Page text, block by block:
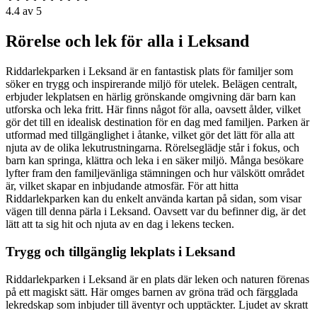
4.4 av 5
Rörelse och lek för alla i Leksand
Riddarlekparken i Leksand är en fantastisk plats för familjer som
söker en trygg och inspirerande miljö för utelek. Belägen centralt,
erbjuder lekplatsen en härlig grönskande omgivning där barn kan
utforska och leka fritt. Här finns något för alla, oavsett ålder, vilket
gör det till en idealisk destination för en dag med familjen. Parken är
utformad med tillgänglighet i åtanke, vilket gör det lätt för alla att
njuta av de olika lekutrustningarna. Rörelseglädje står i fokus, och
barn kan springa, klättra och leka i en säker miljö. Många besökare
lyfter fram den familjevänliga stämningen och hur välskött området
är, vilket skapar en inbjudande atmosfär. För att hitta
Riddarlekparken kan du enkelt använda kartan på sidan, som visar
vägen till denna pärla i Leksand. Oavsett var du befinner dig, är det
lätt att ta sig hit och njuta av en dag i lekens tecken.
Trygg och tillgänglig lekplats i Leksand
Riddarlekparken i Leksand är en plats där leken och naturen förenas
på ett magiskt sätt. Här omges barnen av gröna träd och färgglada
lekredskap som inbjuder till äventyr och upptäckter. Ljudet av skratt